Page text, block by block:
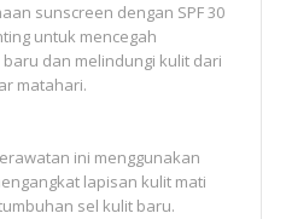
sunscreen dengan SPF 30
untuk mencegah
dan melindungi kulit dari
matahari.
ini menggunakan
lapisan kulit mati
sel kulit baru.